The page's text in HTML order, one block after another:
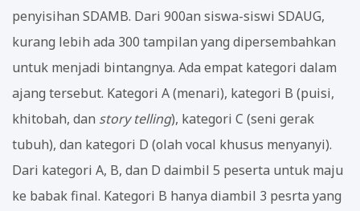
penyisihan SDAMB. Dari 900an siswa-siswi SDAUG,
kurang lebih ada 300 tampilan yang dipersembahkan
untuk menjadi bintangnya. Ada empat kategori dalam
ajang tersebut. Kategori A (menari), kategori B (puisi,
khitobah, dan story telling), kategori C (seni gerak
tubuh), dan kategori D (olah vocal khusus menyanyi).
Dari kategori A, B, dan D daimbil 5 peserta untuk maju
ke babak final. Kategori B hanya diambil 3 pesrta yang